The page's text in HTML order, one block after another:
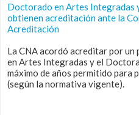
Doctorado en Artes Integradas
obtienen acreditación ante la
Acreditación
La CNA acordó acreditar por
en Artes Integradas y el
máximo de años permitido para
(según la normativa vigente).